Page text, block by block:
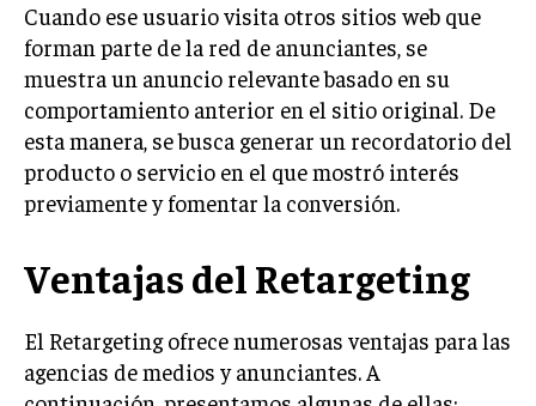
INNOVACIÓN EMPRESARIAL
GESTIÓN DEL CAMBIO
LIDERAZGO
HABILIDADES DIRECTIVAS
PLANIFICACIÓN EMPRESARIAL
FINANZAS
FINANZAS Y CONTABILIDAD
Cuando ese usuario visita otros sitios web que
forman parte de la red de anunciantes, se
muestra un anuncio relevante basado en su
comportamiento anterior en el sitio original. De
esta manera, se busca generar un recordatorio del
producto o servicio en el que mostró interés
previamente y fomentar la conversión.
Ventajas del Retargeting
El Retargeting ofrece numerosas ventajas para las
agencias de medios y anunciantes. A